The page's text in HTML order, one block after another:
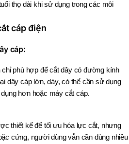
thọ dài khi sử dụng trong các môi
cáp điện
cáp:
chỉ phù hợp để cắt dây có đường kính
dây cáp lớn, dày, có thể cần sử dụng
hơn hoặc máy cắt cáp.
thiết kế để tối ưu hóa lực cắt, nhưng
cứng, người dùng vẫn cần dùng nhiều